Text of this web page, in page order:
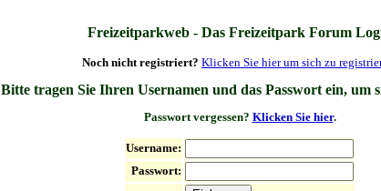
Freizeitparkweb - Das Freizeitpark Forum
Noch nicht registriert? Klicken Sie hier um sich zu
Bitte tragen Sie Ihren Usernamen und das Passwort ein, um
Passwort vergessen? Klicken Sie hier.
Username:
Passwort: